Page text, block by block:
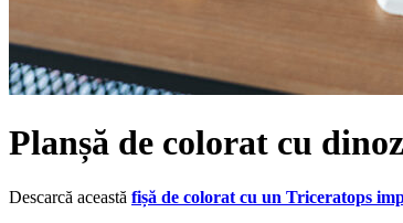
Planșă de colorat cu
Descarcă această fișă de colorat cu un Triceratops